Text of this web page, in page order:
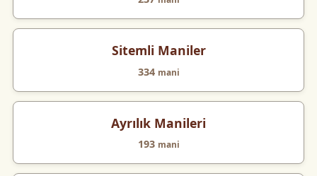
Sitemli Maniler
334 mani
Ayrılık Manileri
193 mani